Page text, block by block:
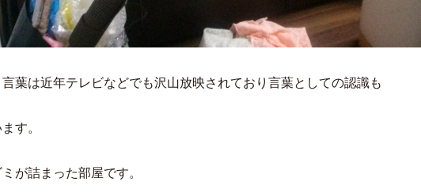
葉は近年テレビなどでも沢山放映されており言葉としての認識も
す。
が詰まった部屋です。